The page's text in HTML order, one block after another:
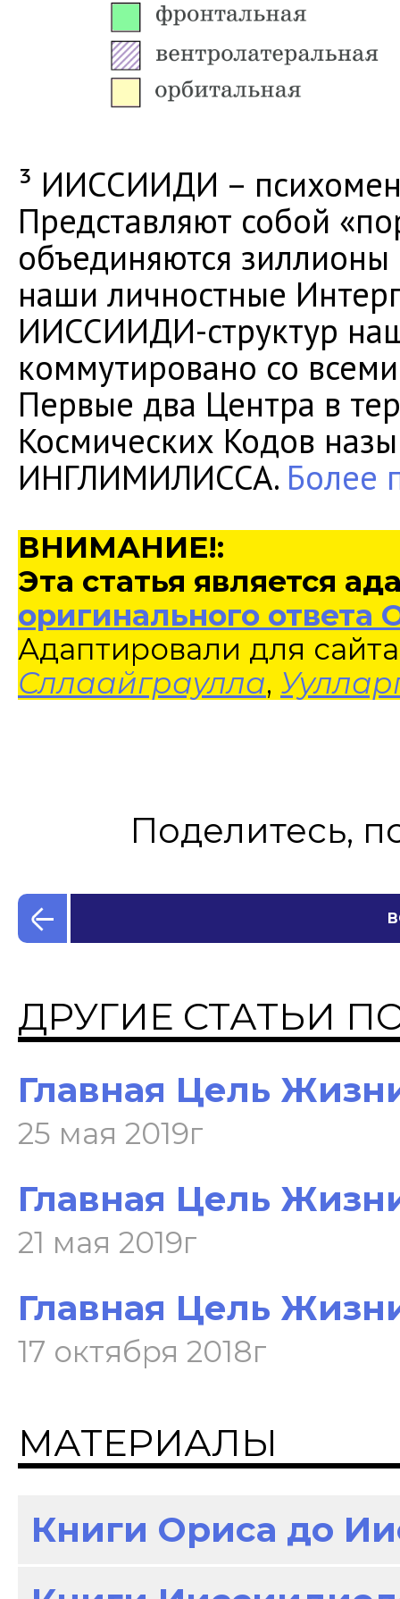
³ ИИССИИДИ –
Представляют собой
объединяются
наши личностные
ИИССИИДИ-структур
коммутировано со
Первые два Центра в
Космических Кодов
ИНГЛИМИЛИССА. Более
ВНИМАНИЕ!:
Эта статья является
оригинального ответа
Адаптировали для
Сллаайграулла,
Поделитесь,
ДРУГИЕ СТАТЬИ
Главная Цель
25 мая 2019г
Главная Цель
21 мая 2019г
Главная Цель
17 октября 2018г
МАТЕРИАЛЫ
Книги Ориса до